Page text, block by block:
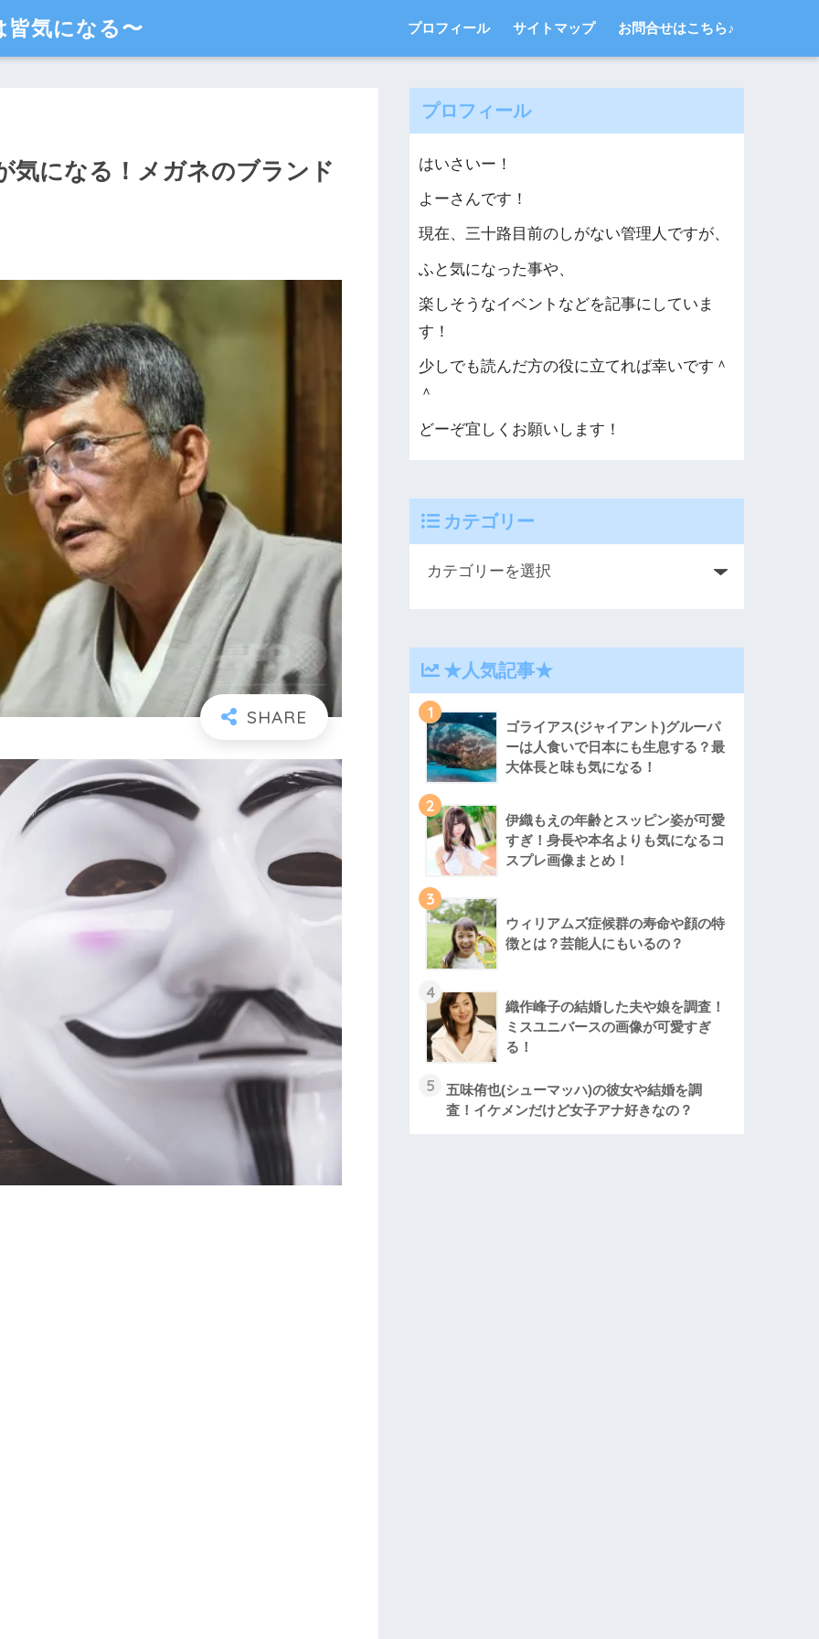
気になる〜 プロフィール サイトマップ お問合せはこちら♪
気になる！メガネのブランド
プロフィール
はいさいー！
よーさんです！
現在、三十路目前のしがない管理人ですが、
ふと気になった事や、
楽しそうなイベントなどを記事にしていま
す！
少しでも読んだ方の役に立てれば幸いです＾
＾
どーぞ宜しくお願いします！
カテゴリー
★人気記事★
1
ゴライアス(ジャイアント)グルーパ
ーは人食いで日本にも生息する？最
大体長と味も気になる！
2
伊織もえの年齢とスッピン姿が可愛
すぎ！身長や本名よりも気になるコ
スプレ画像まとめ！
3
ウィリアムズ症候群の寿命や顔の特
徴とは？芸能人にもいるの？
4
織作峰子の結婚した夫や娘を調査！
ミスユニバースの画像が可愛すぎ
る！
5
五味侑也(シューマッハ)の彼女や結婚を調
査！イケメンだけど女子アナ好きなの？